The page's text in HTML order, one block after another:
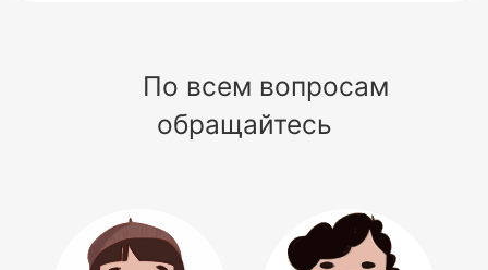
По всем вопросам
обращайтесь